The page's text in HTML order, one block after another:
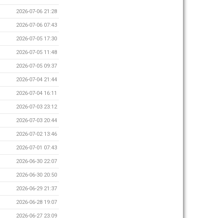
2026-07-06 21:28
2026-07-06 07:43
2026-07-05 17:30
2026-07-05 11:48
2026-07-05 09:37
2026-07-04 21:44
2026-07-04 16:11
2026-07-03 23:12
2026-07-03 20:44
2026-07-02 13:46
2026-07-01 07:43
2026-06-30 22:07
2026-06-30 20:50
2026-06-29 21:37
2026-06-28 19:07
2026-06-27 23:09